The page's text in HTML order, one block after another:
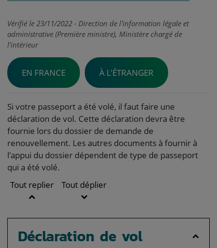
Vérifié le 23/11/2022 - Direction de l'information légale et
administrative (Première ministre), Ministère chargé de
l'intérieur
EN FRANCE À L'ÉTRANGER
Si votre passeport a été volé, il faut faire une
déclaration de vol. Cette déclaration devra être
fournie lors du dossier de demande de
renouvellement. Les autres documents à fournir à
l'appui du dossier dépendent de type de passeport
qui a été volé.
Tout replier
Tout déplier
Déclaration de vol